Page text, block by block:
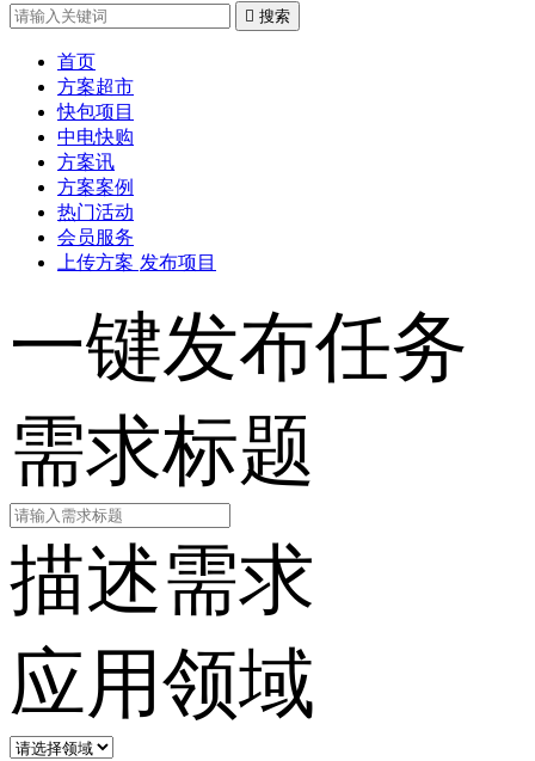
 搜索
首页
方案超市
快包项目
中电快购
方案讯
方案案例
热门活动
会员服务
上传方案 发布项目
一键发布任务
需求标题
描述需求
应用领域